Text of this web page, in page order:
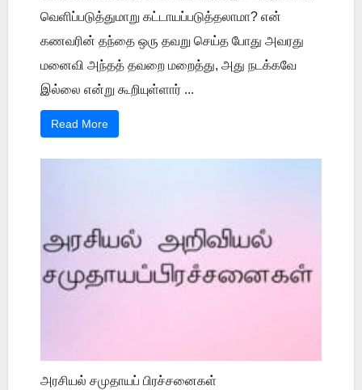
வெளிப்படுத்துமாறு கட்டாயப்படுத்தலாமா? என்
கணவரின் தந்தை ஒரு தவறு செய்த போது அவரது
மனைவி அந்தத் தவறை மறைத்து, அது நடக்கவே
இல்லை என்று கூறியுள்ளார் ...
Read More
அரசியல் சமுதாயப் பிரச்சனைகள்